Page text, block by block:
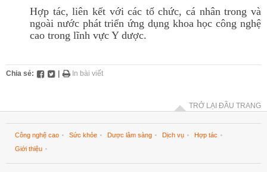
Hợp tác, liên kết với các tổ chức, cá nhân trong và
ngoài nước phát triển ứng dụng khoa học công nghệ
cao trong lĩnh vực Y dược.
Chia sẻ: In bài viết
TRỞ LẠI ĐẦU TRANG
Công nghệ cao Sức khỏe Dược lâm sàng Dịch vụ
Hợp tác
Giới thiệu